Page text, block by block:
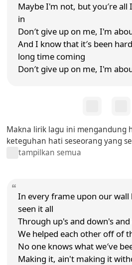
Maybe I'm not, but you′re
in
Don′t give up on me, I'm
And I know that it′s been
long time coming
Don′t give up on me, I'm
Makna lirik lagu ini mengandung
keteguhan hati seseorang yang
tampilkan semua
In every frame upon our wall
seen it all
Through up's and down's
We helped each other off of
No one knows what we′ve
Making it, ain't making it